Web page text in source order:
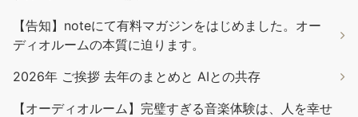
【告知】noteにて有料マガジンをはじめました。オー
ディオルームの本質に迫ります。
2026年 ご挨拶 去年のまとめと AIとの共存
【オーディオルーム】完璧すぎる音楽体験は、人を幸せ